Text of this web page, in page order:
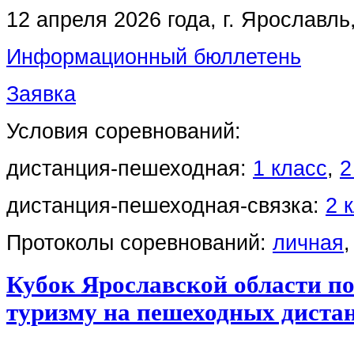
12 апреля 2026 года, г.
Информационный бюллетень
Заявка
Условия соревнований:
дистанция-пешеходная: 1 класс,
дистанция-пешеходная-связка: 2
Протоколы соревнований: личная
Кубок Ярославской области
туризму на пешеходных